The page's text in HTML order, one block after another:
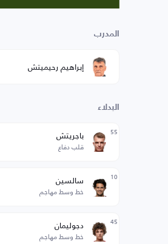
المدرب
إبراهيم رحيميتش
البدلاء
55 باجريتش
قلب دفاع
10 سالسين
خط وسط مهاجم
45 دجوليمان
خط وسط مهاجم